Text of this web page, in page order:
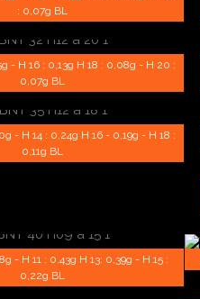
: 0,07g BL
- H 16 : 0,13g H 18 : 0,08g - H 20 :
0,07g BL
- H 14 : 0,24g H 16 - 0,19g - H 18 :
0,11g BL
- H 11 : 0,43g H 13: 0,39g - H 15 :
0,22g BL